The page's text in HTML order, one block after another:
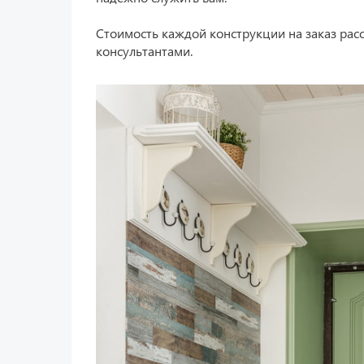
Стоимость каждой конструкции на заказ
консультантами.